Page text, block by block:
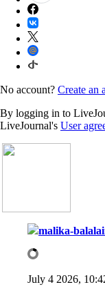
No account? Create an
By logging in to
LiveJournal's User
malika-
July 4 2026,